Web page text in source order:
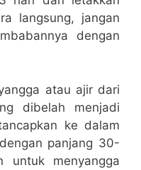
langsung, jangan
dengan
atau ajir dari
dibelah menjadi
ke dalam
panjang 30-
menyangga